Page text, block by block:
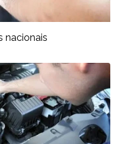
nacionais